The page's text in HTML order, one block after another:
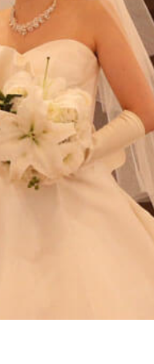
よくある質問
Party Report
After Story